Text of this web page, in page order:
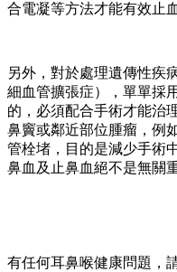
合電凝等方法才能有效止血
另外，對於處理遺傳性疾
細血管擴張症），單單採
的，必須配合手術才能治
鼻竇或鄰近部位腫瘤，例
管栓堵，目的是減少手術
鼻血及止鼻血絕不是無關
有任何耳鼻喉健康問題，